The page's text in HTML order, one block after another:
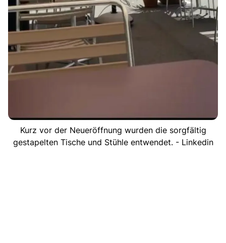
Kurz vor der Neueröffnung wurden die sorgfältig
gestapelten Tische und Stühle entwendet. - Linkedin